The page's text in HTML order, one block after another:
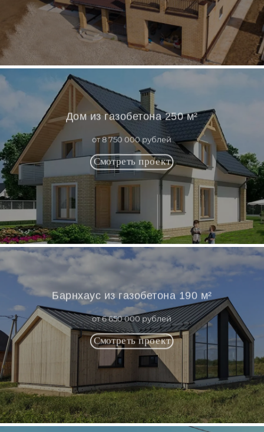
Дом из газобетона 250 м²
от 8 750 000 рублей
Барнхаус из газобетона 190 м²
от 6 650 000 рублей